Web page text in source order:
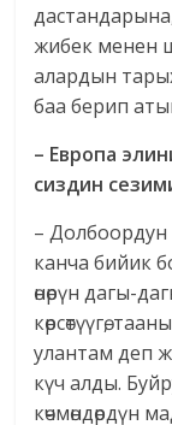
жибек менен
алардын
баа берип
– Европа
сиздин
– Долбоордун
канча бийик
өнөрүн дагы-
көрсөтүүгө,
улантам деп
күч алды.
көчмөндөрдүн